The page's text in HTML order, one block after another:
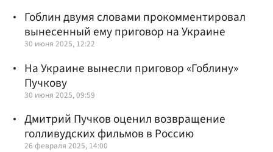
Гоблин двумя словами прокомментировал
вынесенный ему приговор на Украине
30 июня 2025, 12:22
На Украине вынесли приговор «Гоблину»
Пучкову
30 июня 2025, 09:59
Дмитрий Пучков оценил возвращение
голливудских фильмов в Россию
26 февраля 2025, 14:00